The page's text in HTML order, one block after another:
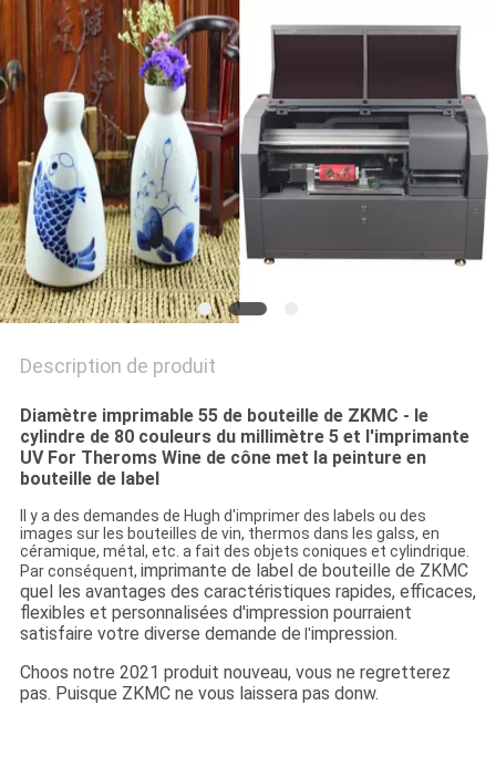
PLAN
DU
SITE
PRIVACY
POLICY
Description de produit
Diamètre imprimable 55 de bouteille de ZKMC - le
cylindre de 80 couleurs du millimètre 5 et l'imprimante
UV For Theroms Wine de cône met la peinture en
bouteille de label
Il y a des demandes de Hugh d'imprimer des labels ou des
images sur les bouteilles de vin, thermos dans les galss, en
céramique, métal, etc. a fait des objets coniques et cylindrique.
Par conséquent, imprimante de label de bouteille de ZKMC
quel les avantages des caractéristiques rapides, efficaces,
flexibles et personnalisées d'impression pourraient
satisfaire votre diverse demande de l'impression.
Choos notre 2021 produit nouveau, vous ne regretterez
pas. Puisque ZKMC ne vous laissera pas donw.